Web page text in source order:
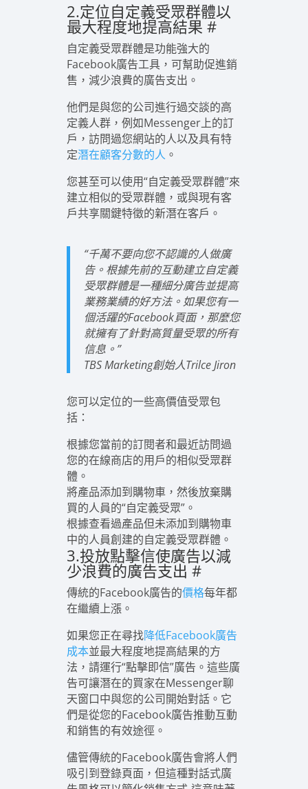
2.定位自定義受眾群體以
最大程度地提高結果#
自定義受眾群體是功能強大的
Facebook廣告工具，可幫助促進銷
售，減少浪費的廣告支出。
他們是與您的公司進行過交談的高
定義人群，例如Messenger上的訂
戶，訪問過您網站的人以及具有特
定潛在顧客分數的人 。
您甚至可以使用“自定義受眾群體”來
建立相似的受眾群體，或與現有客
戶共享關鍵特徵的新潛在客戶。
“千萬不要向您不認識的人做廣
告。根據先前的互動建立自定義
受眾群體是一種細分廣告並提高
業務業績的好方法。如果您有一
個活躍的Facebook頁面，那麼您
就擁有了針對高質量受眾的所有
信息。”
TBS Marketing創始人Trilce Jiron
您可以定位的一些高價值受眾包
括：
根據您當前的訂閱者和最近訪問過
您的在線商店的用戶的相似受眾群
體。
將產品添加到購物車，然後放棄購
買的人員的“自定義受眾”。
根據查看過產品但未添加到購物車
中的人員創建的自定義受眾群體。
3.投放點擊信使廣告以減
少浪費的廣告支出#
傳統的Facebook廣告的價格每年都
在繼續上漲。
如果您正在尋找降低Facebook廣告
成本並最大程度地提高結果的方
法，請運行“點擊即信”廣告。這些廣
告可讓潛在的買家在Messenger聊
天窗口中與您的公司開始對話。它
們是從您的Facebook廣告推動互動
和銷售的有效途徑。
儘管傳統的Facebook廣告會將人們
吸引到登錄頁面，但這種對話式廣